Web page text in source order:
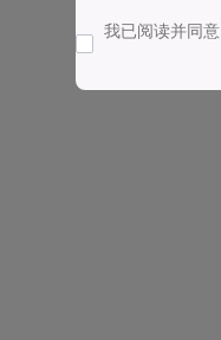
我已阅读并同意